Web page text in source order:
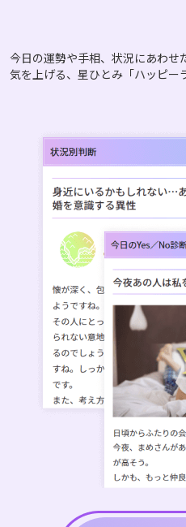
今日の運勢や手相、状況にあわせ
気を上げる、星ひとみ「ハッピー